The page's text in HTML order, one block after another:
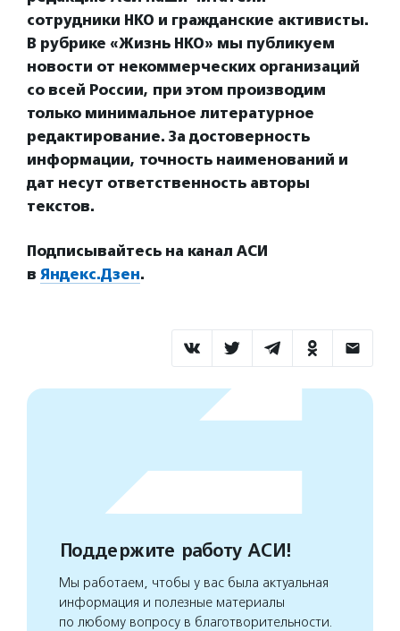
сотрудники НКО и гражданские активисты.
В рубрике «Жизнь НКО» мы публикуем
новости от некоммерческих организаций
со всей России, при этом производим
только минимальное литературное
редактирование. За достоверность
информации, точность наименований и
дат несут ответственность авторы
текстов.
Подписывайтесь на канал АСИ
в Яндекс.Дзен.
Поддержите работу АСИ!
Мы работаем, чтобы у вас была актуальная
информация и полезные материалы
по любому вопросу в благотворительности.